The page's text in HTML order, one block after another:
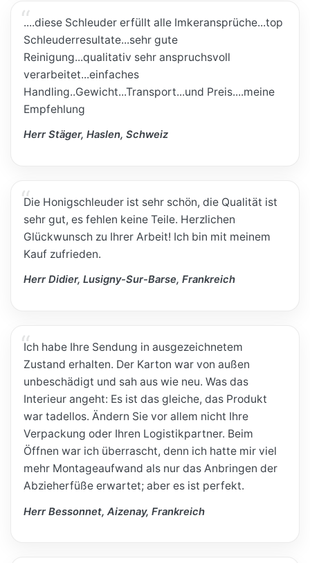
....diese Schleuder erfüllt alle Imkeransprüche...top
Schleuderresultate...sehr gute
Reinigung...qualitativ sehr anspruchsvoll
verarbeitet...einfaches
Handling..Gewicht...Transport...und Preis....meine
Empfehlung
Herr Stäger, Haslen, Schweiz
Die Honigschleuder ist sehr schön, die Qualität ist
sehr gut, es fehlen keine Teile. Herzlichen
Glückwunsch zu Ihrer Arbeit! Ich bin mit meinem
Kauf zufrieden.
Herr Didier, Lusigny-Sur-Barse, Frankreich
Ich habe Ihre Sendung in ausgezeichnetem
Zustand erhalten. Der Karton war von außen
unbeschädigt und sah aus wie neu. Was das
Interieur angeht: Es ist das gleiche, das Produkt
war tadellos. Ändern Sie vor allem nicht Ihre
Verpackung oder Ihren Logistikpartner. Beim
Öffnen war ich überrascht, denn ich hatte mir viel
mehr Montageaufwand als nur das Anbringen der
Abzieherfüße erwartet; aber es ist perfekt.
Herr Bessonnet, Aizenay, Frankreich